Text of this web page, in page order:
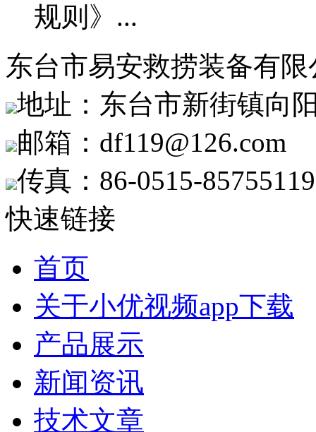
规则》...
东台市易安救捞装备有限
地址：东台市新街镇向
邮箱：df119@126.com
传真：86-0515-85755119
快速链接
首页
关于小优视频app下载
产品展示
新闻资讯
技术文章